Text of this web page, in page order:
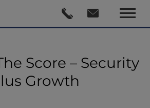
Score – Security
Growth